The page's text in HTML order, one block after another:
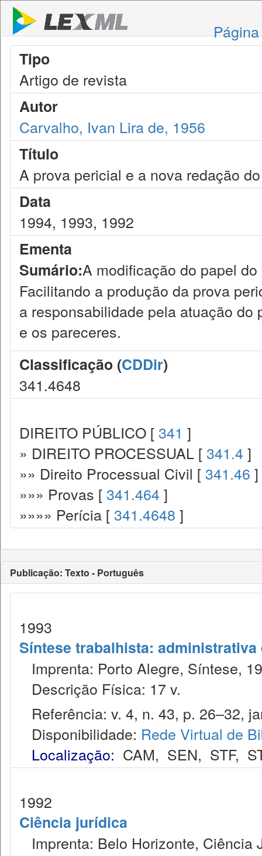
Tipo
Artigo de revista
Autor
Carvalho, Ivan Lira de, 1956
Título
A prova pericial e a nova redação
Data
1994, 1993, 1992
Ementa
Sumário:A modificação do papel
Facilitando a produção da prova
a responsabilidade pela atuação
e os pareceres.
Classificação (CDDir)
341.4648
DIREITO PÚBLICO [ 341 ]
» DIREITO PROCESSUAL [ 341.4 ]
»» Direito Processual Civil [ 341.46 ]
»»» Provas [ 341.464 ]
»»»» Perícia [ 341.4648 ]
Publicação: Texto - Português
1993
Síntese trabalhista:
Imprenta: Porto Alegre, Síntese,
Descrição Física: 17 v.
Referência: v. 4, n. 43, p. 26–32,
Disponibilidade: Rede Virtual de
Localização: CAM, SEN, STF,
1992
Ciência jurídica
Imprenta: Belo Horizonte, Ciência